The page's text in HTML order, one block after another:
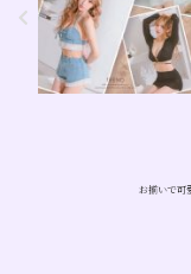
お揃いで